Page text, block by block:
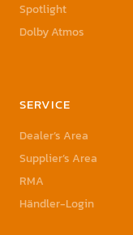
Spotlight
Dolby Atmos
SERVICE
Dealer’s Area
Supplier’s Area
RMA
Händler-Login